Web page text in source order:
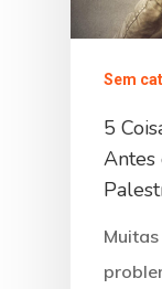
Sem
5
Antes